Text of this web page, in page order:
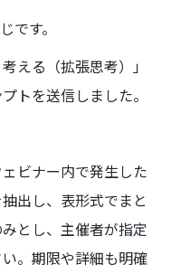
です。
える（拡張思考）」
トを送信しました。
ビナー内で発生した
出し、表形式でまと
とし、主催者が指定
。期限や詳細も明確